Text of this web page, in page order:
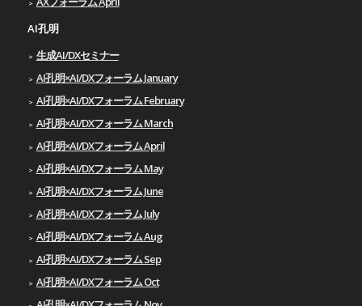
AI孔明
生成AI/DXセミナー
AI孔明×AI/DXフォーラム January
AI孔明×AI/DXフォーラム February
AI孔明×AI/DXフォーラム March
AI孔明×AI/DXフォーラム April
AI孔明×AI/DXフォーラム May
AI孔明×AI/DXフォーラム June
AI孔明×AI/DXフォーラム July
AI孔明×AI/DXフォーラム Aug
AI孔明×AI/DXフォーラム Sep
AI孔明×AI/DXフォーラム Oct